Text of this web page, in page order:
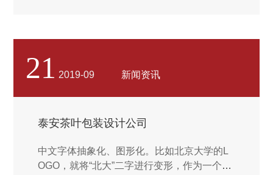
21 2019-09 新闻资讯
泰安茶叶包装设计公司
中文字体抽象化、图形化。比如北京大学的L
OGO，就将“北大”二字进行变形，作为一个视